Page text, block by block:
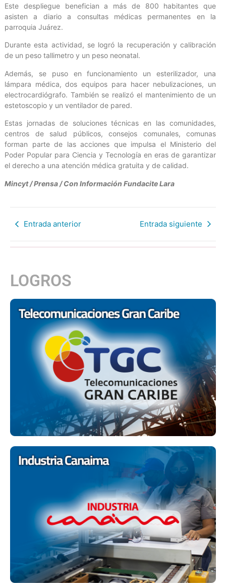
Este despliegue benefician a más de 800 habitantes que
asisten a diario a consultas médicas permanentes en la
parroquia Juárez.
Durante esta actividad, se logró la recuperación y calibración
de un peso tallimetro y un peso neonatal.
Además, se puso en funcionamiento un esterilizador, una
lámpara médica, dos equipos para hacer nebulizaciones, un
electrocardiógrafo. También se realizó el mantenimiento de un
estetoscopio y un ventilador de pared.
Estas jornadas de soluciones técnicas en las comunidades,
centros de salud públicos, consejos comunales, comunas
forman parte de las acciones que impulsa el Ministerio del
Poder Popular para Ciencia y Tecnología en eras de garantizar
el derecho a una atención médica gratuita y de calidad.
Mincyt / Prensa / Con Información Fundacite Lara
Entrada anterior Entrada siguiente
LOGROS